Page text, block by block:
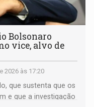
Bolsonaro
vice, alvo de
2026 às 17:20
que sustenta que os
e que a investigação